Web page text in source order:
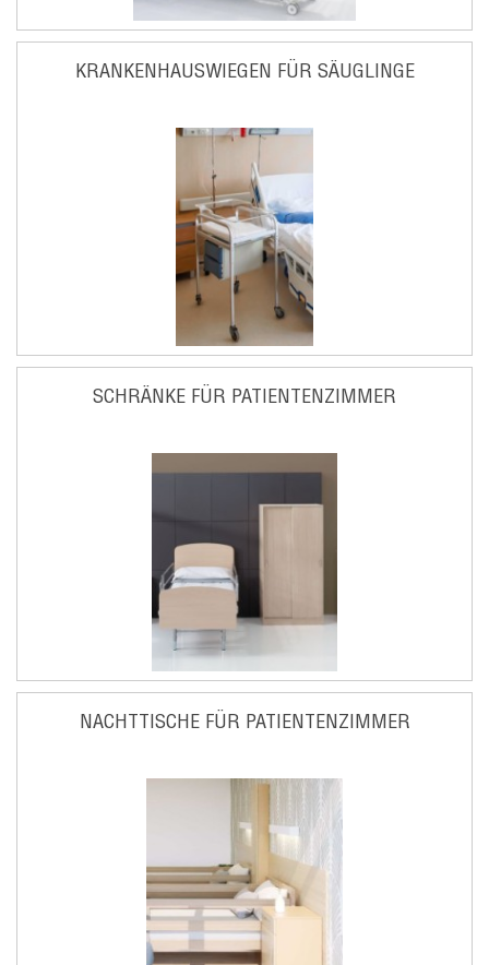
KRANKENHAUSWIEGEN FÜR SÄUGLINGE
SCHRÄNKE FÜR PATIENTENZIMMER
NACHTTISCHE FÜR PATIENTENZIMMER